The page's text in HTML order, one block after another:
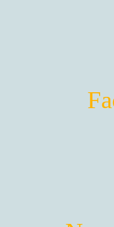
FACES ->
Les Œuvres